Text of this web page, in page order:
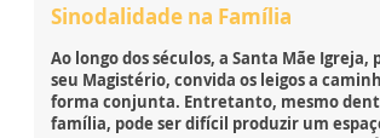
Sinodalidade na Família
Ao longo dos séculos, a Santa Mãe Igreja,
seu Magistério, convida os leigos a
forma conjunta. Entretanto, mesmo
família, pode ser difícil produzir um